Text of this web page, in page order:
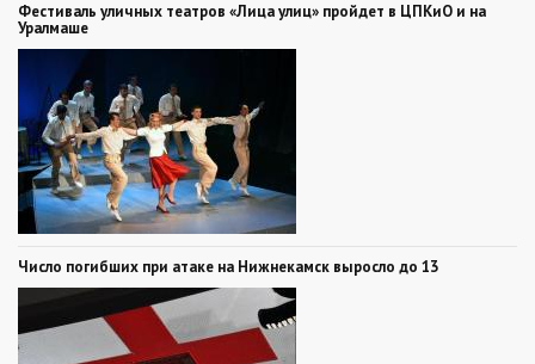
Фестиваль уличных театров «Лица улиц» пройдет в ЦПКиО и на
Уралмаше
Число погибших при атаке на Нижнекамск выросло до 13